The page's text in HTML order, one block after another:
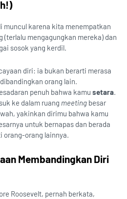
muncul karena kita menempatkan
(terlalu mengagungkan mereka) dan
sosok yang kerdil.
diri: ia bukan berarti merasa
orang lain.
penuh bahwa kamu setara.
ke dalam ruang meeting besar
yakinkan dirimu bahwa kamu
untuk bernapas dan berada
orang-orang lainnya.
Membandingkan Diri
Roosevelt, pernah berkata,